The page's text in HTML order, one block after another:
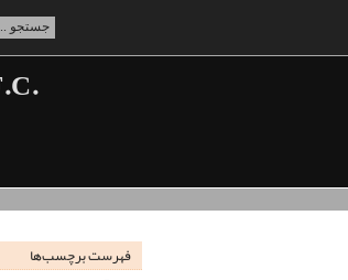
فهرست برچسب‌ها